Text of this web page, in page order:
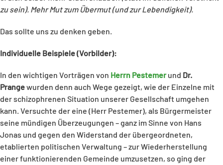
zu sein). Mehr Mut zum Übermut (und zur Lebendigkeit).
Das sollte uns zu denken geben.
Individuelle Beispiele (Vorbilder):
In den wichtigen Vorträgen von Herrn Pestemer und Dr.
Prangewurden denn auch Wege gezeigt, wie der Einzelne mit
der schizophrenen Situation unserer Gesellschaft umgehen
kann. Versuchte der eine (Herr Pestemer), als Bürgermeister
seine mündigen Überzeugungen – ganz im Sinne von Hans
Jonas und gegen den Widerstand der übergeordneten,
etablierten politischen Verwaltung – zur Wiederherstellung
einer funktionierenden Gemeinde umzusetzen, so ging der